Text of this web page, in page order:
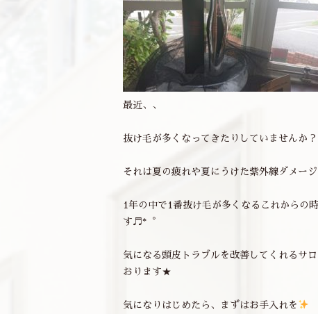
最近、、
抜け毛が多くなってきたりしていませんか？
それは夏の疲れや夏にうけた紫外線ダメー
1年の中で1番抜け毛が多くなるこれからの
す♬*゜
気になる頭皮トラブルを改善してくれるサ
おります★
気になりはじめたら、まずはお手入れを